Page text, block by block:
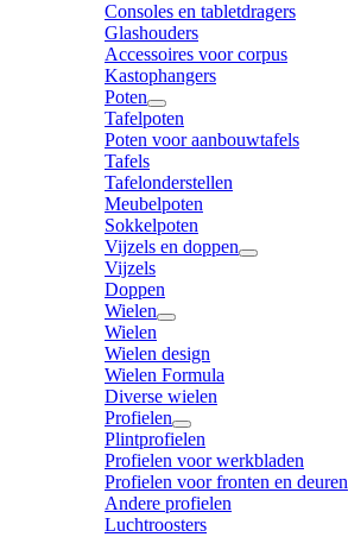
Consoles en tabletdragers
Glashouders
Accessoires voor corpus
Kastophangers
Poten
Tafelpoten
Poten voor aanbouwtafels
Tafels
Tafelonderstellen
Meubelpoten
Sokkelpoten
Vijzels en doppen
Vijzels
Doppen
Wielen
Wielen
Wielen design
Wielen Formula
Diverse wielen
Profielen
Plintprofielen
Profielen voor werkbladen
Profielen voor fronten en deuren
Andere profielen
Luchtroosters